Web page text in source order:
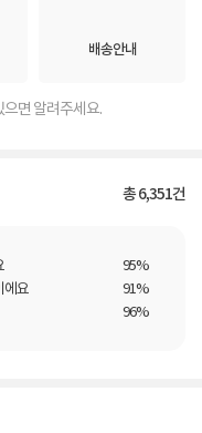
배송안내
면 알려주세요.
총6,351건
95%
에요
91%
96%